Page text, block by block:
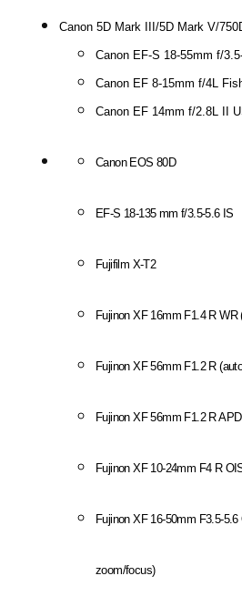
Canon 5D Mark III/5D Mark V/
Canon EF-S 18-55mm f/
Canon EF 8-15mm f/4L
Canon EF 14mm f/2.8L II
Canon EOS 80D
EF-S 18-135 mm f/3.5-5.6 IS
Fujifilm X-T2
Fujinon XF 16mm F1.4 R WR
Fujinon XF 56mm F1.2 R
Fujinon XF 56mm F1.2 R
Fujinon XF 10-24mm F4 R
Fujinon XF 16-50mm F3.5-
zoom/focus)